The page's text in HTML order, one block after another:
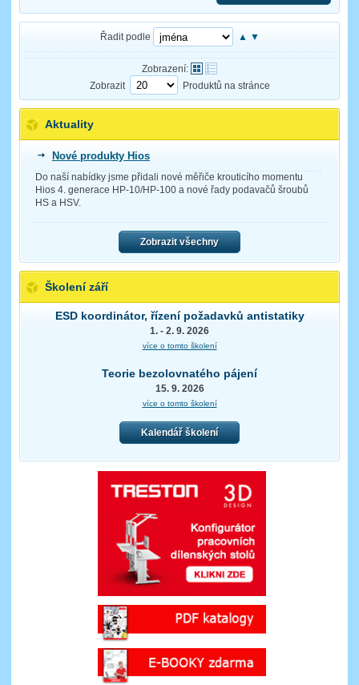
Řadit podle ▲ ▼
Zobrazení:
Zobrazit
Produktů na stránce
Aktuality
Nové produkty Hios
Do naší nabídky jsme přidali nové měřiče krouticího momentu
Hios 4. generace HP-10/HP-100 a nové řady podavačů šroubů
HS a HSV.
Zobrazit všechny
Školení září
ESD koordinátor, řízení požadavků antistatiky
1. - 2. 9. 2026
více o tomto školení
Teorie bezolovnatého pájení
15. 9. 2026
více o tomto školení
Kalendář školení